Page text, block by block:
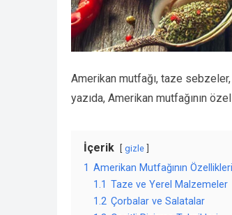
Amerikan mutfağı, taze
yazıda, Amerikan mutfağının
İçerik gizle
1 Amerikan Mutfağının Özellikleri
1.1 Taze ve Yerel Malzemeler
1.2 Çorbalar ve Salatalar